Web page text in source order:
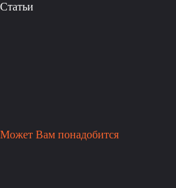
Статьи
Может Вам понадобится